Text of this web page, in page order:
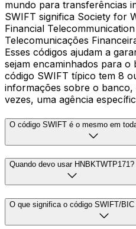
mundo para transferências
SWIFT significa Society for
Financial
Telecomunicações
Esses códigos ajudam a
sejam encaminhados para
código SWIFT típico tem 8
informações sobre o banco,
vezes, uma agência
O código SWIFT é o mesmo em
Quando devo usar HNBKTWTP171?
O que significa o código SWIFT/